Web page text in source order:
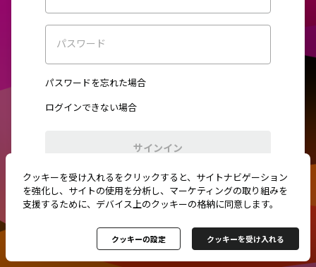
パスワード
パスワードを忘れた場合
ログインできない場合
サインイン
初めてご利用ですか？新規登録
クッキーを受け入れるをクリックすると、サイトナビゲーション
を強化し、サイトの使用を分析し、マーケティングの取り組みを
支援するために、デバイス上のクッキーの格納に同意します。
クッキーの設定 クッキーを受け入れる